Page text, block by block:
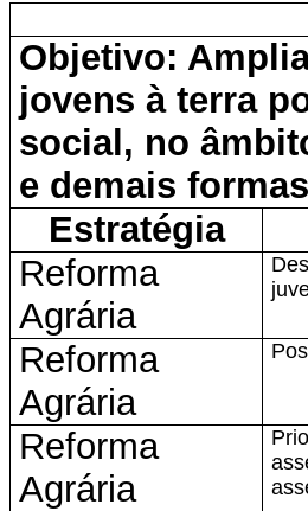
Objetivo:
jovens à terra
social, no
e demais
Estratégia
Reforma
Agrária
Reforma
Agrária
Reforma
Agrária